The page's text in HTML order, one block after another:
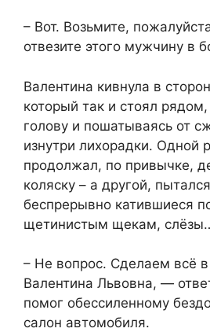
– Вот. Возьмите,
отвезите этого мужчину в
Валентина кивнула в
который так и стоял рядом,
голову и пошатываясь от
изнутри лихорадки. Одной
продолжал, по привычке,
коляску – а другой,
беспрерывно катившиеся
щетинистым щекам,
– Не вопрос. Сделаем всё
Валентина Львовна, —
помог обессиленному
салон автомобиля.